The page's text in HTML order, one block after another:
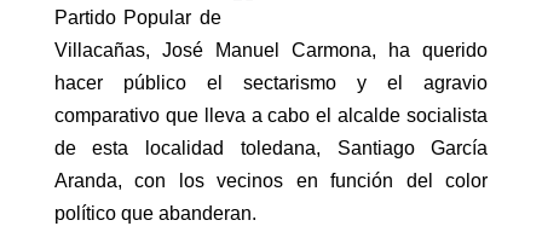
Partido Popular de
Villacañas, José Manuel Carmona, ha querido
hacer público el sectarismo y el agravio
comparativo que lleva a cabo el alcalde socialista
de esta localidad toledana, Santiago García
Aranda, con los vecinos en función del color
político que abanderan.